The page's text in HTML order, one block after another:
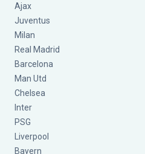
Ajax
Juventus
Milan
Real Madrid
Barcelona
Man Utd
Chelsea
Inter
PSG
Liverpool
Bayern